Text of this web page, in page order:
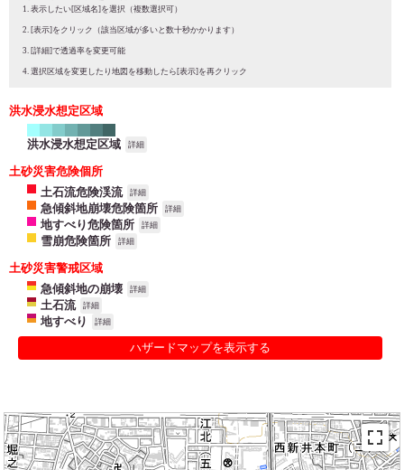
表示したい[区域名]を選択（複数選択可）
[表示]をクリック（該当区域が多いと数十秒かかります）
[詳細]で透過率を変更可能
選択区域を変更したり地図を移動したら[表示]を再クリック
洪水浸水想定区域
洪水浸水想定区域 詳細
土砂災害危険個所
土石流危険渓流
詳細
急傾斜地崩壊危険箇所 詳細
地すべり危険箇所 詳細
雪崩危険箇所 詳細
土砂災害警戒区域
急傾斜地の崩壊
詳細
土石流 詳細
地すべり 詳細
ハザードマップを表示する